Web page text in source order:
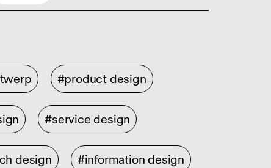
#product design
#service design
design #information design